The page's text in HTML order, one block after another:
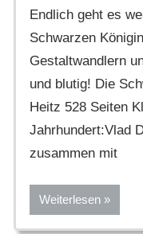
Endlich geht es
Schwarzen
Gestaltwandlern
und blutig! Die
Heitz 528 Seiten
Jahrhundert:Vlad
zusammen mit
Weiterlesen